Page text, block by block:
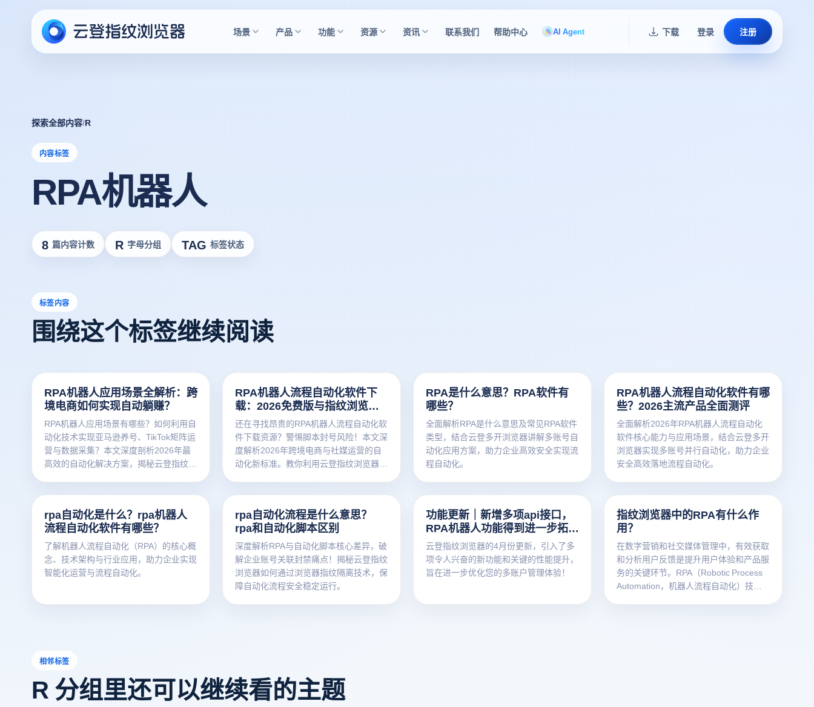
场景 产品 功能 资源 资讯 联系我们 帮助中心 AI Agent 下载 登录 注册
探索全部内容/R
内容标签
RPA机器人
8 篇内容计数 R 字母分组 TAG 标签状态
标签内容
围绕这个标签继续阅读
RPA机器人应用场景全解析：跨
境电商如何实现自动躺赚？
RPA机器人应用场景有哪些？如何利用自
动化技术实现亚马逊养号、TikTok矩阵运
营与数据采集？本文深度剖析2026年最
高效的自动化解决方案，揭秘云登指纹浏
RPA机器人流程自动化软件下
载：2026免费版与指纹浏览器
自动化实战
还在寻找昂贵的RPA机器人流程自动化软
件下载资源？警惕脚本封号风险！本文深
度解析2026年跨境电商与社媒运营的自
动化新标准。教你利用云登指纹浏览器内
RPA是什么意思？RPA软件有
哪些？
全面解析RPA是什么意思及常见RPA软件
类型，结合云登多开浏览器讲解多账号自
动化应用方案，助力企业高效安全实现流
程自动化。
RPA机器人流程自动化软件有哪
些？2026主流产品全面测评
全面解析2026年RPA机器人流程自动化
软件核心能力与应用场景，结合云登多开
浏览器实现多账号并行自动化，助力企业
安全高效落地流程自动化。
rpa自动化是什么？rpa机器人
流程自动化软件有哪些？
了解机器人流程自动化（RPA）的核心概
念、技术架构与行业应用，助力企业实现
智能化运营与流程自动化。
rpa自动化流程是什么意思？
rpa和自动化脚本区别
深度解析RPA与自动化脚本核心差异，破
解企业账号关联封禁痛点！揭秘云登指纹
浏览器如何通过浏览器指纹隔离技术，保
障自动化流程安全稳定运行。
功能更新｜新增多项api接口，
RPA机器人功能得到进一步拓
展！
云登指纹浏览器的4月份更新，引入了多
项令人兴奋的新功能和关键的性能提升，
旨在进一步优化您的多账户管理体验！
指纹浏览器中的RPA有什么作
用？
在数字营销和社交媒体管理中，有效获取
和分析用户反馈是提升用户体验和产品服
务的关键环节。RPA（Robotic Process
Automation，机器人流程自动化）技术
相邻标签
R 分组里还可以继续看的主题